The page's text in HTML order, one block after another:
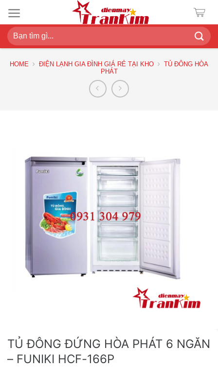
đến
nội
dung
Search
for:
HOME ĐIỆN LẠNH GIA ĐÌNH GIÁ RẺ TẠI KHO
TỦ ĐÔNG HÒA
PHÁT
TỦ ĐÔNG ĐỨNG HÒA PHÁT 6 NGĂN
– FUNIKI HCF-166P